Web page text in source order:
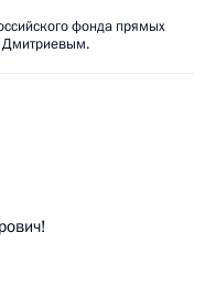
фонда прямых